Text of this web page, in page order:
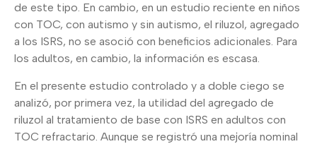
de este tipo. En cambio, en un estudio reciente en niños
con TOC, con autismo y sin autismo, el riluzol, agregado
a los ISRS, no se asoció con beneficios adicionales. Para
los adultos, en cambio, la información es escasa.
En el presente estudio controlado y a doble ciego se
analizó, por primera vez, la utilidad del agregado de
riluzol al tratamiento de base con ISRS en adultos con
TOC refractario. Aunque se registró una mejoría nominal